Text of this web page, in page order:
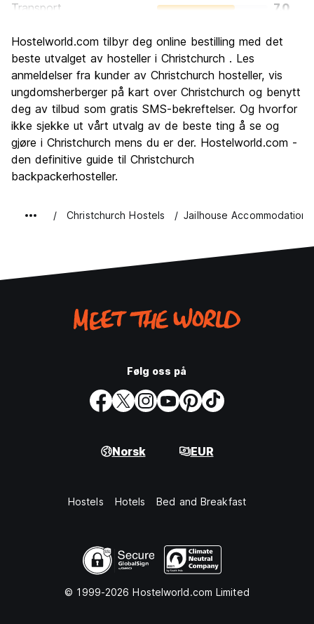
Transport
7.0
Kultur
Feste
5.6
Verdi for pengene
6.4
Hostelworld.com tilbyr deg online bestilling med det
beste utvalget av hosteller i Christchurch . Les
anmeldelser fra kunder av Christchurch hosteller, vis
ungdomsherberger på kart over Christchurch og benytt
deg av tilbud som gratis SMS-bekreftelser. Og hvorfor
ikke sjekke ut vårt utvalg av de beste ting å se og
gjøre i Christchurch mens du er der. Hostelworld.com -
den definitive guide til Christchurch
backpackerhosteller.
Christchurch Hostels Jailhouse Accommodation
Følg oss på
Norsk EUR
Hostels Hotels Bed and Breakfast
© 1999-2026 Hostelworld.com Limited